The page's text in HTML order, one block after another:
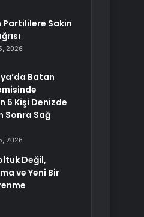
Partililere Sakin
2026
Batan
5 Kişi Denizde
Sonra Sağ
2026
Değil,
ve Yeni Bir